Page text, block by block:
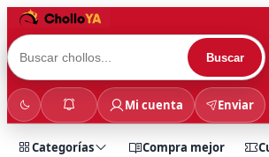
Buscar
Mi cuenta Enviar
Categorías Compra mejor